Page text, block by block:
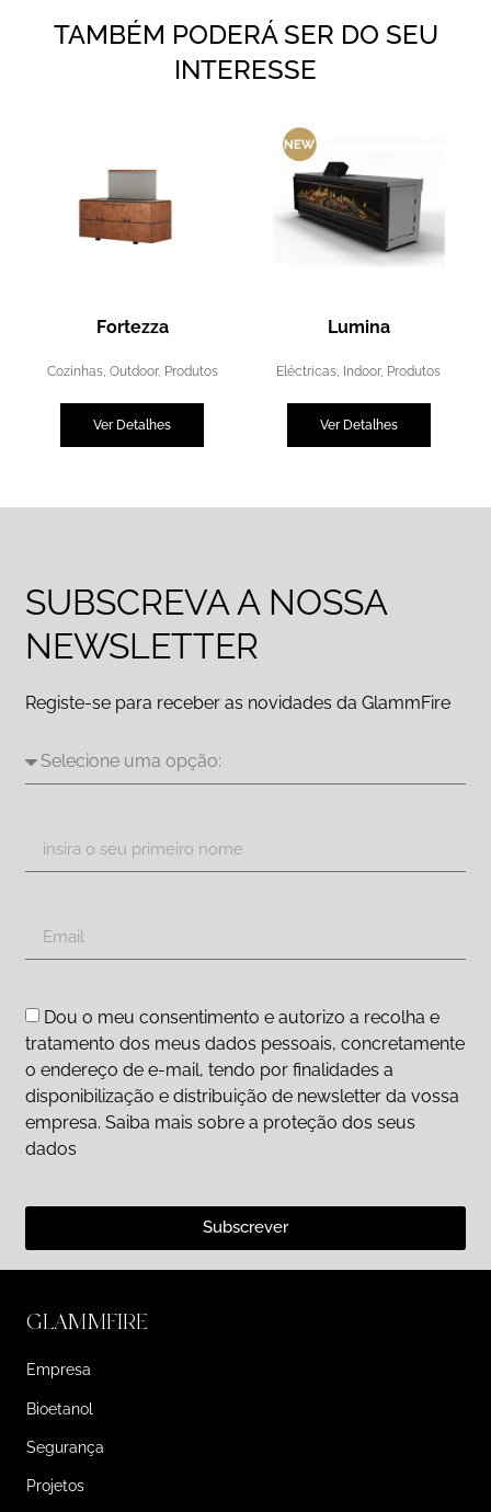
TAMBÉM PODERÁ SER DO SEU
INTERESSE
Fortezza
Cozinhas, Outdoor, Produtos
Ver Detalhes
Lumina
Eléctricas, Indoor, Produtos
Ver Detalhes
SUBSCREVA A NOSSA
NEWSLETTER
Registe-se para receber as novidades da GlammFire
Dou o meu consentimento e autorizo a recolha e
tratamento dos meus dados pessoais, concretamente
o endereço de e-mail, tendo por finalidades a
disponibilização e distribuição de newsletter da vossa
empresa. Saiba mais sobre a proteção dos seus
dados
Subscrever
GLAMMFIRE
Empresa
Bioetanol
Segurança
Projetos